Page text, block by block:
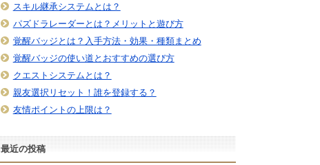
スキル継承システムとは？
パズドラレーダーとは？メリットと遊び方
覚醒バッジとは？入手方法・効果・種類まとめ
覚醒バッジの使い道とおすすめの選び方
クエストシステムとは？
親友選択リセット！誰を登録する？
友情ポイントの上限は？
最近の投稿